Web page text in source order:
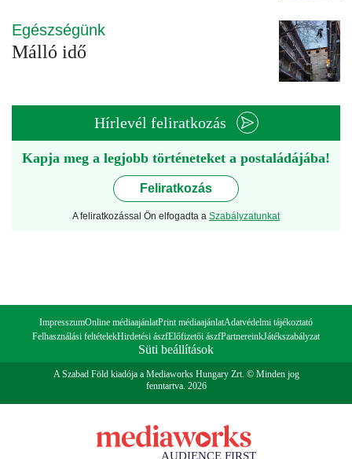
Egészségünk
Málló idő
Hírlevél feliratkozás
Kapja meg a legjobb történeteket a postaládájába!
Feliratkozás
A feliratkozással Ön elfogadta a Szabályzatunkat
ImpresszumOnline médiaajánlatPrint médiaajánlatAdatvédelmi tájékoztató
Felhasználási feltételekHirdetési ászfElőfizetői ászfPartnereinkJátékszabályzat
Süti beállítások
A Szabad Föld kiadója a Mediaworks Hungary Zrt. © Minden jog
fenntartva. 2026